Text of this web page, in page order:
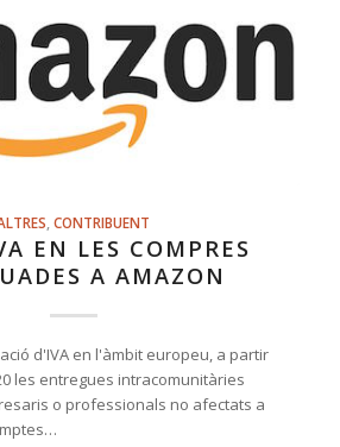
,CONTRIBUENT
EN LES COMPRES
A AMAZON
d'IVA en l'àmbit europeu, a partir
les entregues intracomunitàries
o professionals no afectats a